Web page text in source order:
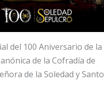
del 100 Aniversario de la
de la Cofradía de
de la Soledad y Santo